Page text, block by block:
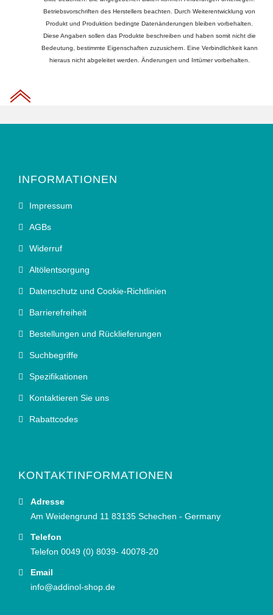
Betriebsvorschriften des Herstellers beachten. Durch Weiterentwicklung von
Produkt und Produktion bedingte Datenänderungen bleiben vorbehalten.
Diese Angaben sollen das Produkte beschreiben und haben somit nicht die
Bedeutung, bestimmte Eigenschaften zuzusichern. Eine Verbindlichkeit kann
hieraus nicht abgeleitet werden. Änderungen und Irrtümer vorbehalten.
INFORMATIONEN
Impressum
AGBs
Widerruf
Altölentsorgung
Datenschutz und Cookie-Richtlinien
Barrierefreiheit
Bestellungen und Rücklieferungen
Suchbegriffe
Spezifikationen
Kontaktieren Sie uns
Rabattcodes
KONTAKTINFORMATIONEN
Adresse
Am Weidengrund 11 83135 Schechen - Germany
Telefon
Telefon 0049 (0) 8039- 40078-20
Email
info@addinol-shop.de